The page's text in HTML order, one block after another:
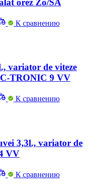
orez Zo/SA
К сравнению
variator de viteze
TRONIC 9 VV
К сравнению
3,3l., variator de
VV
К сравнению